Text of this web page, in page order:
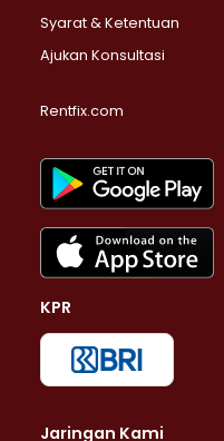
Syarat & Ketentuan
Ajukan Konsultasi
Rentfix.com
KPR
Jaringan Kami